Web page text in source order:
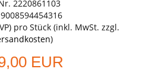
2220861103
) pro Stück (inkl. MwSt. zzgl.
)
EUR